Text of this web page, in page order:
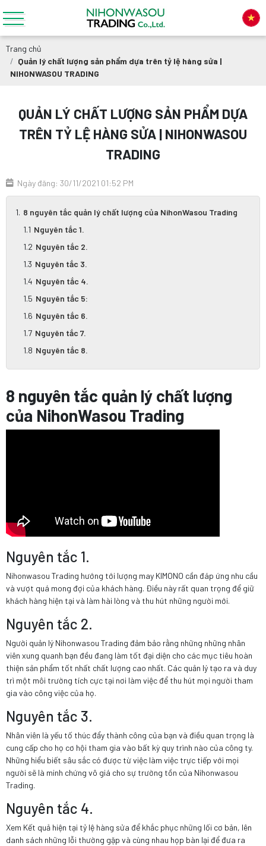
Trang chủ
Quản lý chất lượng sản phẩm dựa trên tỷ lệ hàng sửa |
NIHONWASOU TRADING
QUẢN LÝ CHẤT LƯỢNG SẢN PHẨM DỰA
TRÊN TỶ LỆ HÀNG SỬA | NIHONWASOU
TRADING
Ngày đăng: 30/11/2021 01:52 PM
8 nguyên tắc quản lý chất lượng của NihonWasou Trading
Nguyên tắc 1.
Nguyên tắc 2.
Nguyên tắc 3.
Nguyên tắc 4.
Nguyên tắc 5:
Nguyên tắc 6.
Nguyên tắc 7.
Nguyên tắc 8.
8 nguyên tắc quản lý chất lượng
của NihonWasou Trading
Nguyên tắc 1.
Nihonwasou Trading hướng tới lượng may KIMONO cần đáp ứng nhu cầu
và vượt quá mong đợi của khách hàng. Điều này rất quan trọng để giữ
khách hàng hiện tại và làm hài lòng và thu hút những người mới.
Nguyên tắc 2.
Người quản lý Nihonwasou Trading đảm bảo rằng những những nhân
viên xung quanh bạn đều đang làm tốt đại diện cho các mục tiêu hoàn
thiện sản phẩm tốt nhất chất lượng cao nhất. Các quản lý tạo ra và duy
trì một môi trường tích cực tại nơi làm việc để thu hút mọi người tham
gia vào công việc của họ.
Nguyên tắc 3.
Nhân viên là yếu tố thúc đẩy thành công của bạn và điều quan trọng là
cung cấp cho họ cơ hội tham gia vào bất kỳ quy trình nào của công ty.
Những hiểu biết sâu sắc có được từ việc làm việc trực tiếp với mọi
người sẽ là minh chứng vô giá cho sự trường tồn của Nihonwasou
Trading.
Nguyên tắc 4.
Xem Kết quả hiện tại tỷ lệ hàng sửa để khắc phục những lối cơ bản, lên
danh sách những lỗi thường gặp và cùng nhau họp bàn lại để đưa ra